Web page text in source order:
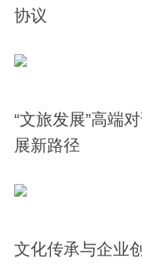
协议
“文旅发展”高端
展新路径
文化传承与企业